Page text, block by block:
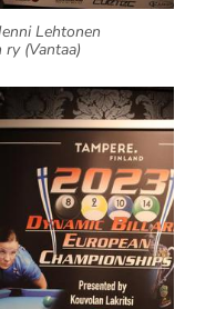
Lehtonen
ry (Vantaa)